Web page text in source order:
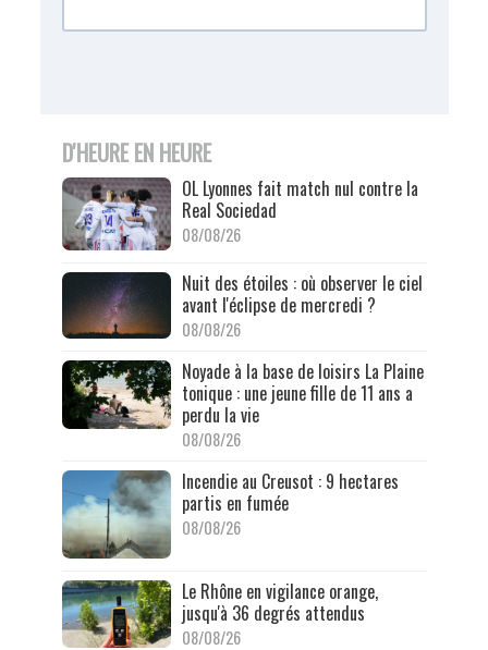
D'HEURE EN HEURE
OL Lyonnes fait match nul contre la
Real Sociedad
08/08/26
Nuit des étoiles : où observer le ciel
avant l'éclipse de mercredi ?
08/08/26
Noyade à la base de loisirs La Plaine
tonique : une jeune fille de 11 ans a
perdu la vie
08/08/26
Incendie au Creusot : 9 hectares
partis en fumée
08/08/26
Le Rhône en vigilance orange,
jusqu'à 36 degrés attendus
08/08/26